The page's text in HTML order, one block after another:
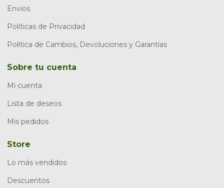
Envios
Políticas de Privacidad
Política de Cambios, Devoluciones y Garantías
Sobre tu cuenta
Mi cuenta
Lista de deseos
Mis pedidos
Store
Lo más vendidos
Descuentos